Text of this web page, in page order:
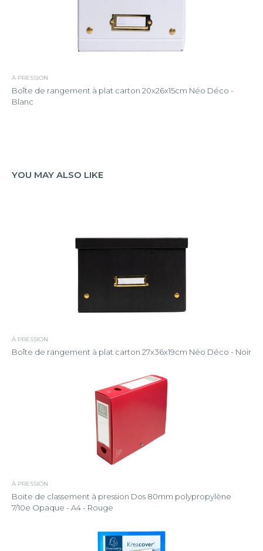
À PRESSION
Boîte de rangement à plat carton 20x26x15cm Néo Déco -
Blanc
YOU MAY ALSO LIKE
À PRESSION
Boîte de rangement à plat carton 27x36x19cm Néo Déco - Noir
À PRESSION
Boite de classement à pression Dos 80mm polypropylène
7/10e Opaque - A4 - Rouge